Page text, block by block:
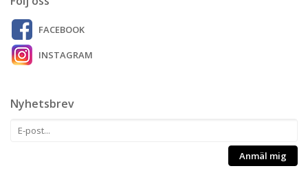
FACEBOOK
INSTAGRAM
Nyhetsbrev
Anmäl mig